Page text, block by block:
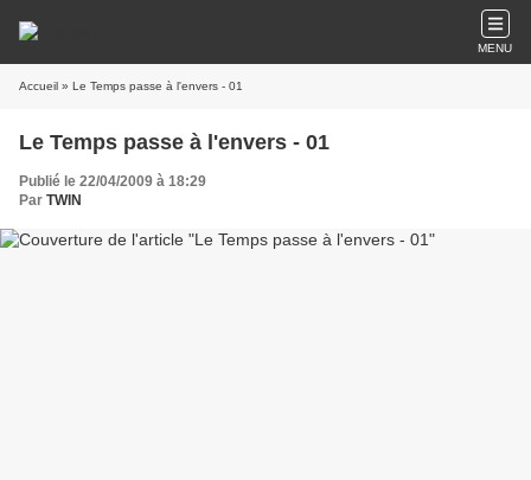
MENU
Accueil » Le Temps passe à l'envers - 01
Le Temps passe à l'envers - 01
Publié le 22/04/2009 à 18:29
Par TWIN